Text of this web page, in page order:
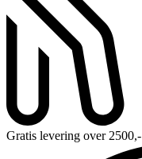
Gratis levering over 2500,-